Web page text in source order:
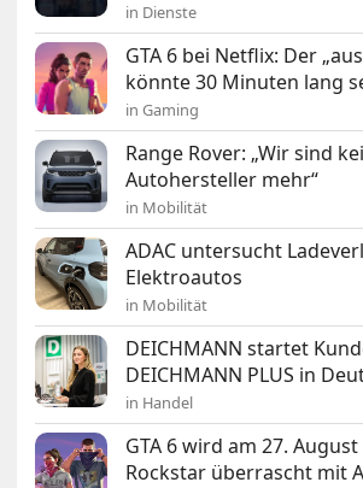
in Dienste
GTA 6 bei Netflix: Der
könnte 30 Minuten lang
in Gaming
Range Rover: „Wir sind
Autohersteller mehr“
in Mobilität
ADAC untersucht
Elektroautos
in Mobilität
DEICHMANN startet
DEICHMANN PLUS in
in Handel
GTA 6 wird am 27.
Rockstar überrascht mit